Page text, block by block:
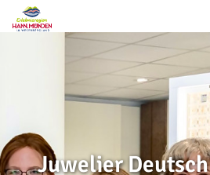
Juwelier Deutsch